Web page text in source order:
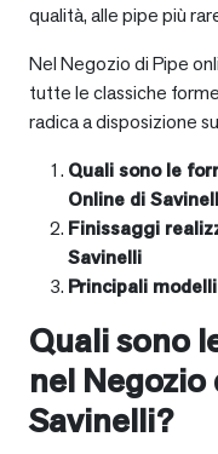
qualità, alle pipe più
Nel Negozio di Pipe
tutte le classiche
radica a disposizione
Quali sono le
Online di
Finissaggi
Savinelli
Principali
Quali sono
nel Negozio
Savinelli?